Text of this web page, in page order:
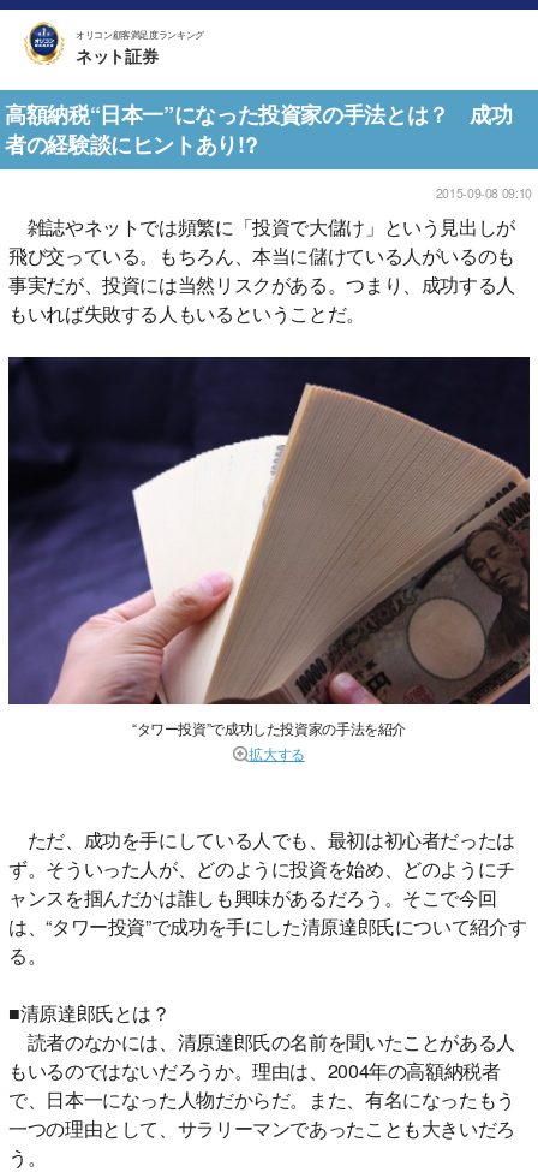
オリコン顧客満足度ランキング
ネット証券
高額納税“日本一”になった投資家の手法とは？ 成功
者の経験談にヒントあり!?
2015-09-08 09:10
雑誌やネットでは頻繁に「投資で大儲け」という見出しが
飛び交っている。もちろん、本当に儲けている人がいるのも
事実だが、投資には当然リスクがある。つまり、成功する人
もいれば失敗する人もいるということだ。
“タワー投資”で成功した投資家の手法を紹介
拡大する
ただ、成功を手にしている人でも、最初は初心者だったは
ず。そういった人が、どのように投資を始め、どのようにチ
ャンスを掴んだかは誰しも興味があるだろう。そこで今回
は、“タワー投資”で成功を手にした清原達郎氏について紹介す
る。
■清原達郎氏とは？
読者のなかには、清原達郎氏の名前を聞いたことがある人
もいるのではないだろうか。理由は、2004年の高額納税者
で、日本一になった人物だからだ。また、有名になったもう
一つの理由として、サラリーマンであったことも大きいだろ
う。